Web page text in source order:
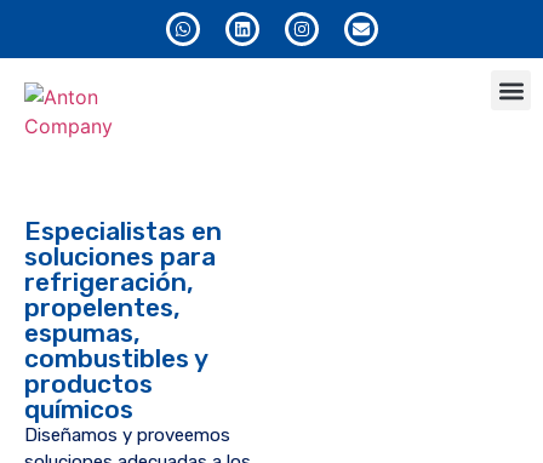
Especialistas en
soluciones para
refrigeración,
propelentes,
espumas,
combustibles y
productos
químicos
Diseñamos y proveemos